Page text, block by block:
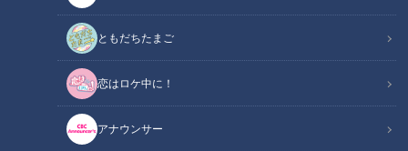
ともだちたまご
恋はロケ中に！
アナウンサー
デララバ
応募期間は3月27日20時をもって終了いたしました、
沢山のご応募ありがとうございました！
3月20日の放送回に関するクイズに正解した方から抽選で3名